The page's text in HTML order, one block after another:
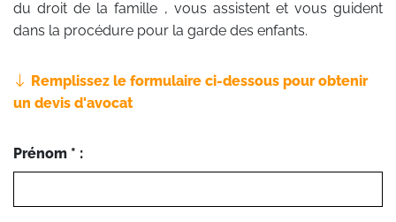
du droit de la famille , vous assistent et vous guident
dans la procédure pour la garde des enfants.
Remplissez le formulaire ci-dessous pour obtenir
un devis d'avocat
Prénom * :